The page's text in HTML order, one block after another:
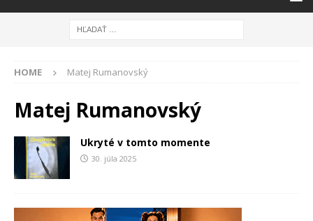
HOME Matej Rumanovský
Matej Rumanovský
Ukryté v tomto momente
30. júla 2025